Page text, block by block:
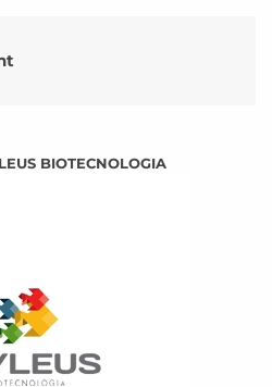
BIOTECNOLOGIA